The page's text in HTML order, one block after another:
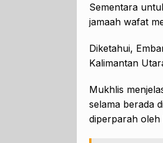
Sementara
jamaah wafat
Diketahui,
Kalimantan
Mukhlis
selama berada
diperparah oleh